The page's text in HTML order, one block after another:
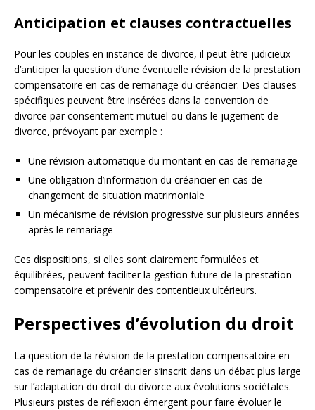
Anticipation et clauses contractuelles
Pour les couples en instance de divorce, il peut être judicieux
d’anticiper la question d’une éventuelle révision de la prestation
compensatoire en cas de remariage du créancier. Des clauses
spécifiques peuvent être insérées dans la convention de
divorce par consentement mutuel ou dans le jugement de
divorce, prévoyant par exemple :
Une révision automatique du montant en cas de remariage
Une obligation d’information du créancier en cas de
changement de situation matrimoniale
Un mécanisme de révision progressive sur plusieurs années
après le remariage
Ces dispositions, si elles sont clairement formulées et
équilibrées, peuvent faciliter la gestion future de la prestation
compensatoire et prévenir des contentieux ultérieurs.
Perspectives d’évolution du droit
La question de la révision de la prestation compensatoire en
cas de remariage du créancier s’inscrit dans un débat plus large
sur l’adaptation du droit du divorce aux évolutions sociétales.
Plusieurs pistes de réflexion émergent pour faire évoluer le